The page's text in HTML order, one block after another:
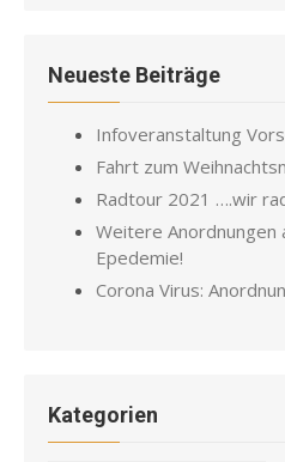
Neueste Beiträge
Infoveranstaltung
Fahrt zum
Radtour 2021 ….wir
Weitere Anordnungen
Epedemie!
Corona Virus:
Kategorien